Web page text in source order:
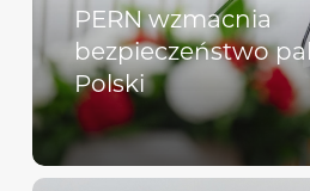
PERN wzmacnia
bezpieczeństwo
Polski